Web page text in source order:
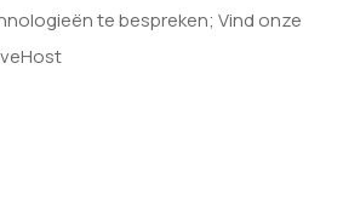
te bespreken; Vind onze